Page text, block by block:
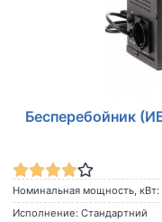
Бесперебойник
Номинальная мощность, кВт:
Исполнение: Стандартний